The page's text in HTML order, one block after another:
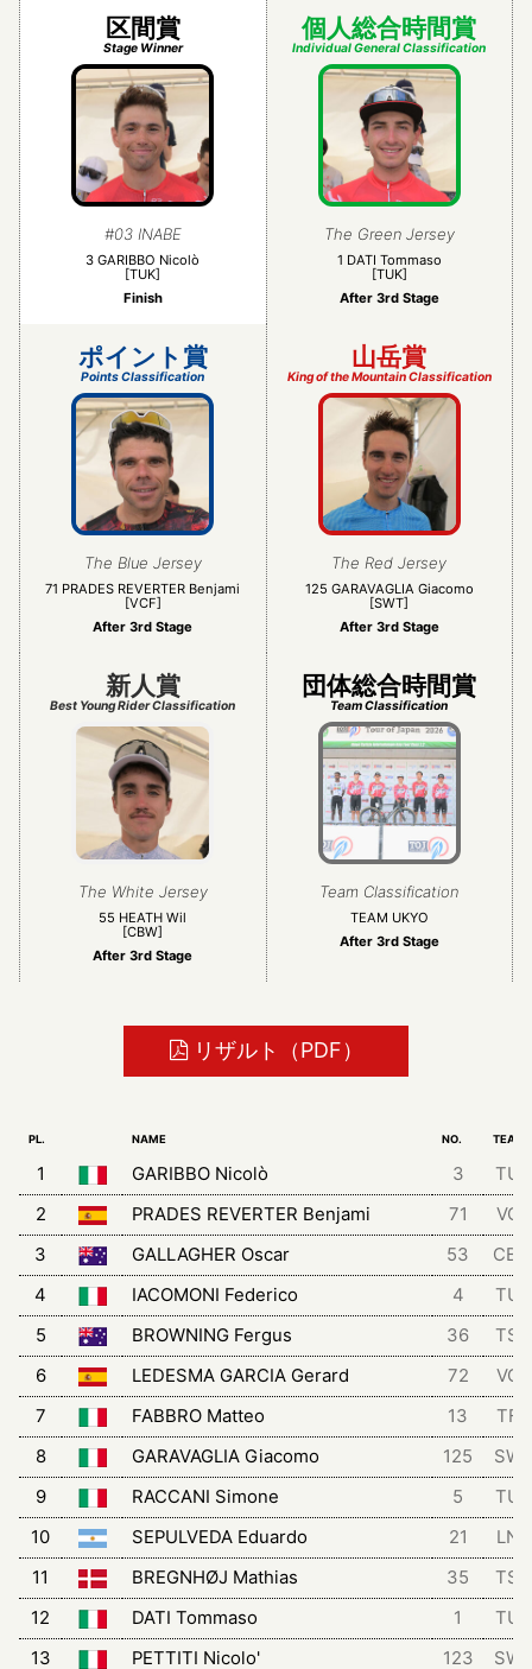
区間賞
Stage Winner
#03 INABE
3 GARIBBO Nicolò
[TUK]
Finish
個人総合時間賞
Individual General Classification
The Green Jersey
1 DATI Tommaso
[TUK]
After 3rd Stage
ポイント賞
Points Classification
The Blue Jersey
71 PRADES REVERTER Benjami
[VCF]
After 3rd Stage
山岳賞
King of the Mountain Classification
The Red Jersey
125 GARAVAGLIA Giacomo
[SWT]
After 3rd Stage
新人賞
Best Young Rider Classification
The White Jersey
55 HEATH Wil
[CBW]
After 3rd Stage
団体総合時間賞
Team Classification
Team Classification
TEAM UKYO
After 3rd Stage
リザルト（PDF）
PL. NAME NO. TEAM
1 GARIBBO Nicolò 3
TUK
2
PRADES REVERTER Benjami 71
VCF
3
GALLAGHER Oscar 53
4
IACOMONI Federico 4
TUK
5
BROWNING Fergus 36
TSG
6
LEDESMA GARCIA Gerard 72
VCF
7
FABBRO Matteo 13
TFT
8
GARAVAGLIA Giacomo 125
9
RACCANI Simone 5
TUK
10
SEPULVEDA Eduardo 21
LNS
11
BREGNHØJ Mathias 35
TSG
12
DATI Tommaso 1
TUK
13
PETTITI Nicolo' 123